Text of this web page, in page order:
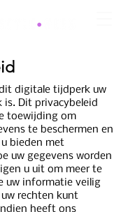
digitale tijdperk uw
is. Dit privacybeleid
toewijding om
te beschermen en
bieden met
uw gegevens worden
u uit om meer te
uw informatie veilig
rechten kunt
heeft ons